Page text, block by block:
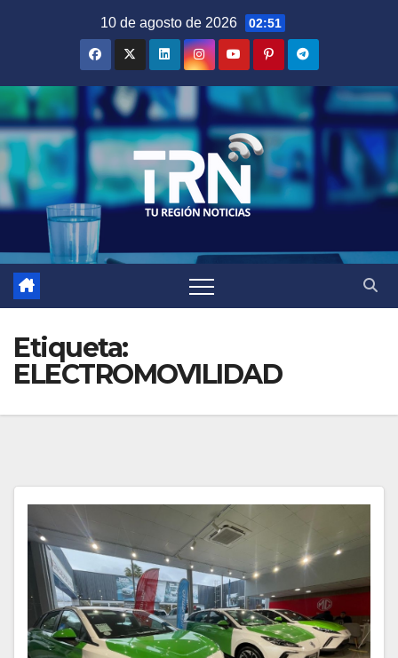
10 de agosto de 2026 02:51
Etiqueta:
ELECTROMOVILIDAD